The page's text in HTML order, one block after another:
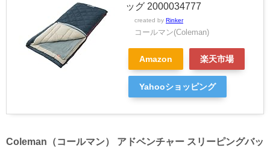
ッグ 2000034777
created by Rinker
コールマン(Coleman)
Amazon 楽天市場
Yahooショッピング
Coleman（コールマン） アドベンチャー スリーピングバッ